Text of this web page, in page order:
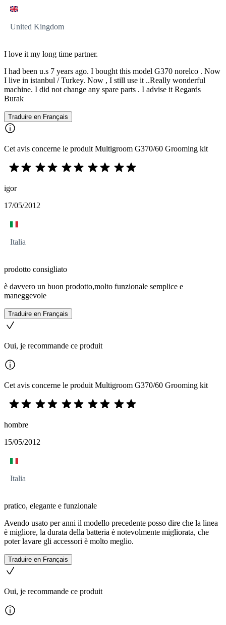
United Kingdom
I love it my long time partner.
I had been u.s 7 years ago. I bought this model G370 norelco . Now
I live in istanbul / Turkey. Now , I still use it ..Really wonderful
machine. I did not change any spare parts . I advise it Regards
Burak
Traduire en Français
Cet avis concerne le produit Multigroom G370/60 Grooming kit
igor
17/05/2012
Italia
prodotto consigliato
è davvero un buon prodotto,molto funzionale semplice e
maneggevole
Traduire en Français
Oui, je recommande ce produit
Cet avis concerne le produit Multigroom G370/60 Grooming kit
hombre
15/05/2012
Italia
pratico, elegante e funzionale
Avendo usato per anni il modello precedente posso dire che la linea
è migliore, la durata della batteria è notevolmente migliorata, che
poter lavare gli accessori è molto meglio.
Traduire en Français
Oui, je recommande ce produit